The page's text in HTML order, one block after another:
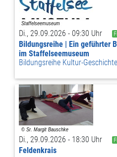
Di., 29.09.2026 - 09:30 Uhr
Bildungsreihe | Ein geführter
im Staffelseemuseum
Bildungsreihe Kultur-
Di., 29.09.2026 - 18:30 Uhr
Feldenkrais